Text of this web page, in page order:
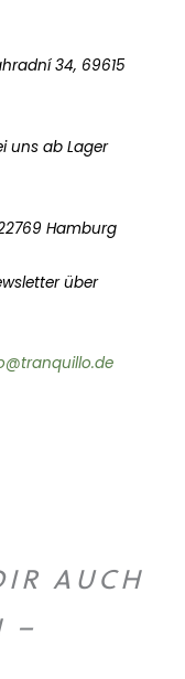
34, 69615
uns ab Lager
Hamburg
über
AUCH
–